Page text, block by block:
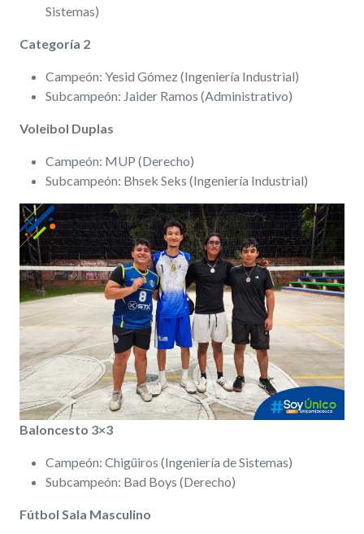
Sistemas)
Categoría 2
Campeón: Yesid Gómez (Ingeniería Industrial)
Subcampeón: Jaider Ramos (Administrativo)
Voleibol Duplas
Campeón: MUP (Derecho)
Subcampeón: Bhsek Seks (Ingeniería Industrial)
Baloncesto 3×3
Campeón: Chigüiros (Ingeniería de Sistemas)
Subcampeón: Bad Boys (Derecho)
Fútbol Sala Masculino